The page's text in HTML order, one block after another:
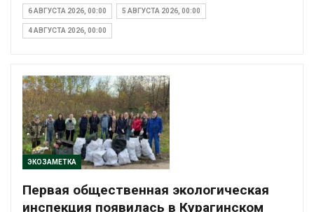
6 АВГУСТА 2026, 00:00 5 АВГУСТА 2026, 00:00
4 АВГУСТА 2026, 00:00
ЭКОЗАМЕТКА
Первая общественная экологическая
инспекция появилась в Курагинском